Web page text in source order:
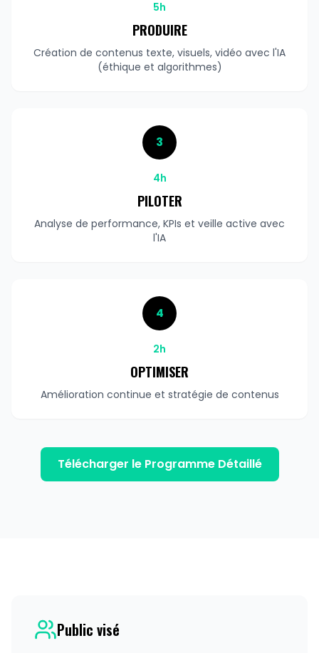
5h
PRODUIRE
Création de contenus texte, visuels, vidéo avec l'IA
(éthique et algorithmes)
3
4h
PILOTER
Analyse de performance, KPIs et veille active avec
l'IA
4
2h
OPTIMISER
Amélioration continue et stratégie de contenus
Télécharger le Programme Détaillé
Public visé